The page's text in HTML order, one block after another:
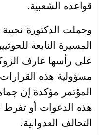
قواعده الشعبية.
وحملت الدكتورة
المسيرة التابعة
على رأسها عارف
مسؤولية هذه
المؤتمر مؤكدة إن
هذه الدعوات أو تفرط
التحالف العدوانية.